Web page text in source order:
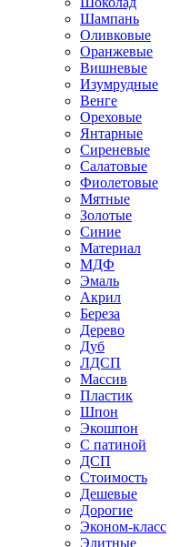
Шампань
Оливковые
Оранжевые
Вишневые
Изумрудные
Венге
Ореховые
Янтарные
Сиреневые
Салатовые
Фиолетовые
Мятные
Золотые
Синие
Материал
МДФ
Эмаль
Акрил
Береза
Дерево
Дуб
ЛДСП
Массив
Пластик
Шпон
Экошпон
С патиной
ДСП
Стоимость
Дешевые
Дорогие
Эконом-класс
Элитные